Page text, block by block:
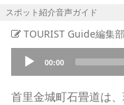
スポット紹介音声ガイド
TOURIST Guide編集部
Audio
Player
00:00
首里金城町石畳道は